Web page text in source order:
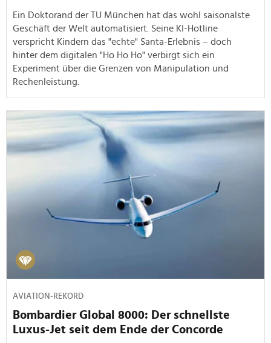
Ein Doktorand der TU München hat das wohl saisonalste
Geschäft der Welt automatisiert. Seine KI-Hotline
verspricht Kindern das "echte" Santa-Erlebnis – doch
hinter dem digitalen "Ho Ho Ho" verbirgt sich ein
Experiment über die Grenzen von Manipulation und
Rechenleistung.
AVIATION-REKORD
Bombardier Global 8000: Der schnellste
Luxus-Jet seit dem Ende der Concorde